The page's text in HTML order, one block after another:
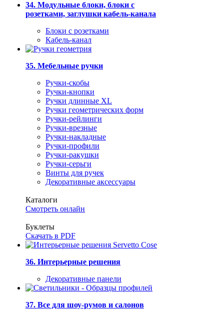
34. Модульные блоки, блоки с
розетками, заглушки кабель-канала
Блоки с розетками
Кабель-канал
35. Мебельные ручки
Ручки-скобы
Ручки-кнопки
Ручки длинные XL
Ручки геометрических форм
Ручки-рейлинги
Ручки-врезные
Ручки-накладные
Ручки-профили
Ручки-ракушки
Ручки-серьги
Винты для ручек
Декоративные аксессуары
Каталоги
Смотреть онлайн
Буклеты
Скачать в PDF
36. Интерьерные решения
Декоративные панели
37. Все для шоу-румов и салонов